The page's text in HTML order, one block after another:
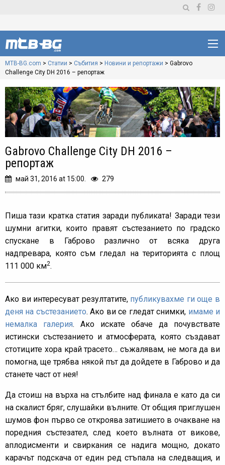
MTB-BG.com > Статии > Събития > Новини и репортажи > Gabrovo
Challenge City DH 2016 – репортаж
Gabrovo Challenge City DH 2016 –
репортаж
май 31, 2016 at 15:00. 279
Пиша тази кратка статия заради публиката! Заради тези
шумни агитки, които правят състезанието по градско
спускане в Габрово различно от всяка друга
надпревара, която съм гледал на територията с площ
111 000 км2.
Ако ви интересуват резултатите, публикувахме ги още в
деня на състезанието. Ако ви се гледат снимки, имаме и
немалка галерия. Ако искате обаче да почувствате
истински състезанието и атмосферата, която създават
стотиците хора край трасето… съжалявам, не мога да ви
помогна, ще трябва някой път да дойдете в Габрово и да
станете част от нея!
Да стоиш на върха на стълбите над финала е като да си
на скалист бряг, слушайки вълните. От общия приглушен
шумов фон първо се откроява затишието в очакване на
поредния състезател, след което вълната от викове,
аплодисменти и свиркания се надига мощно, докато
карачът подскача от един ред стъпала на следващия, и